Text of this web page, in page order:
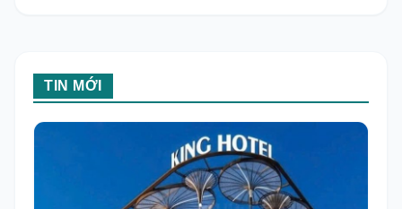
TIN MỚI